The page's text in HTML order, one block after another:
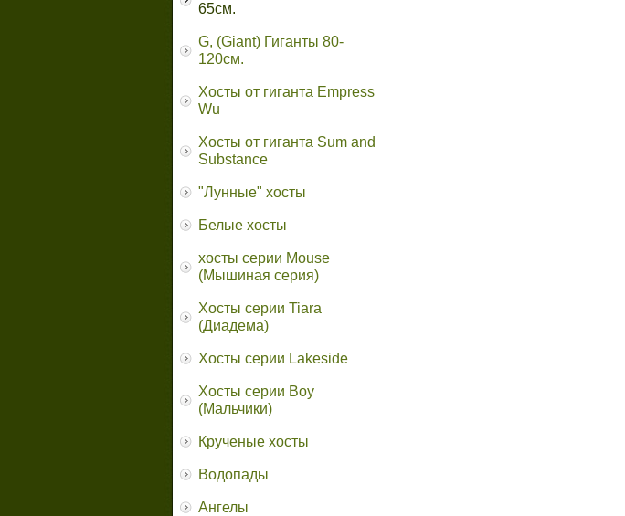
65cм.
G, (Giant) Гиганты 80-
120см.
Хосты от гиганта Empress
Wu
Хосты от гиганта Sum and
Substance
"Лунные" хосты
Белые хосты
хосты серии Mouse
(Мышиная серия)
Хосты серии Tiara
(Диадема)
Хосты серии Lakeside
Хосты серии Boy
(Мальчики)
Крученые хосты
Водопады
Ангелы